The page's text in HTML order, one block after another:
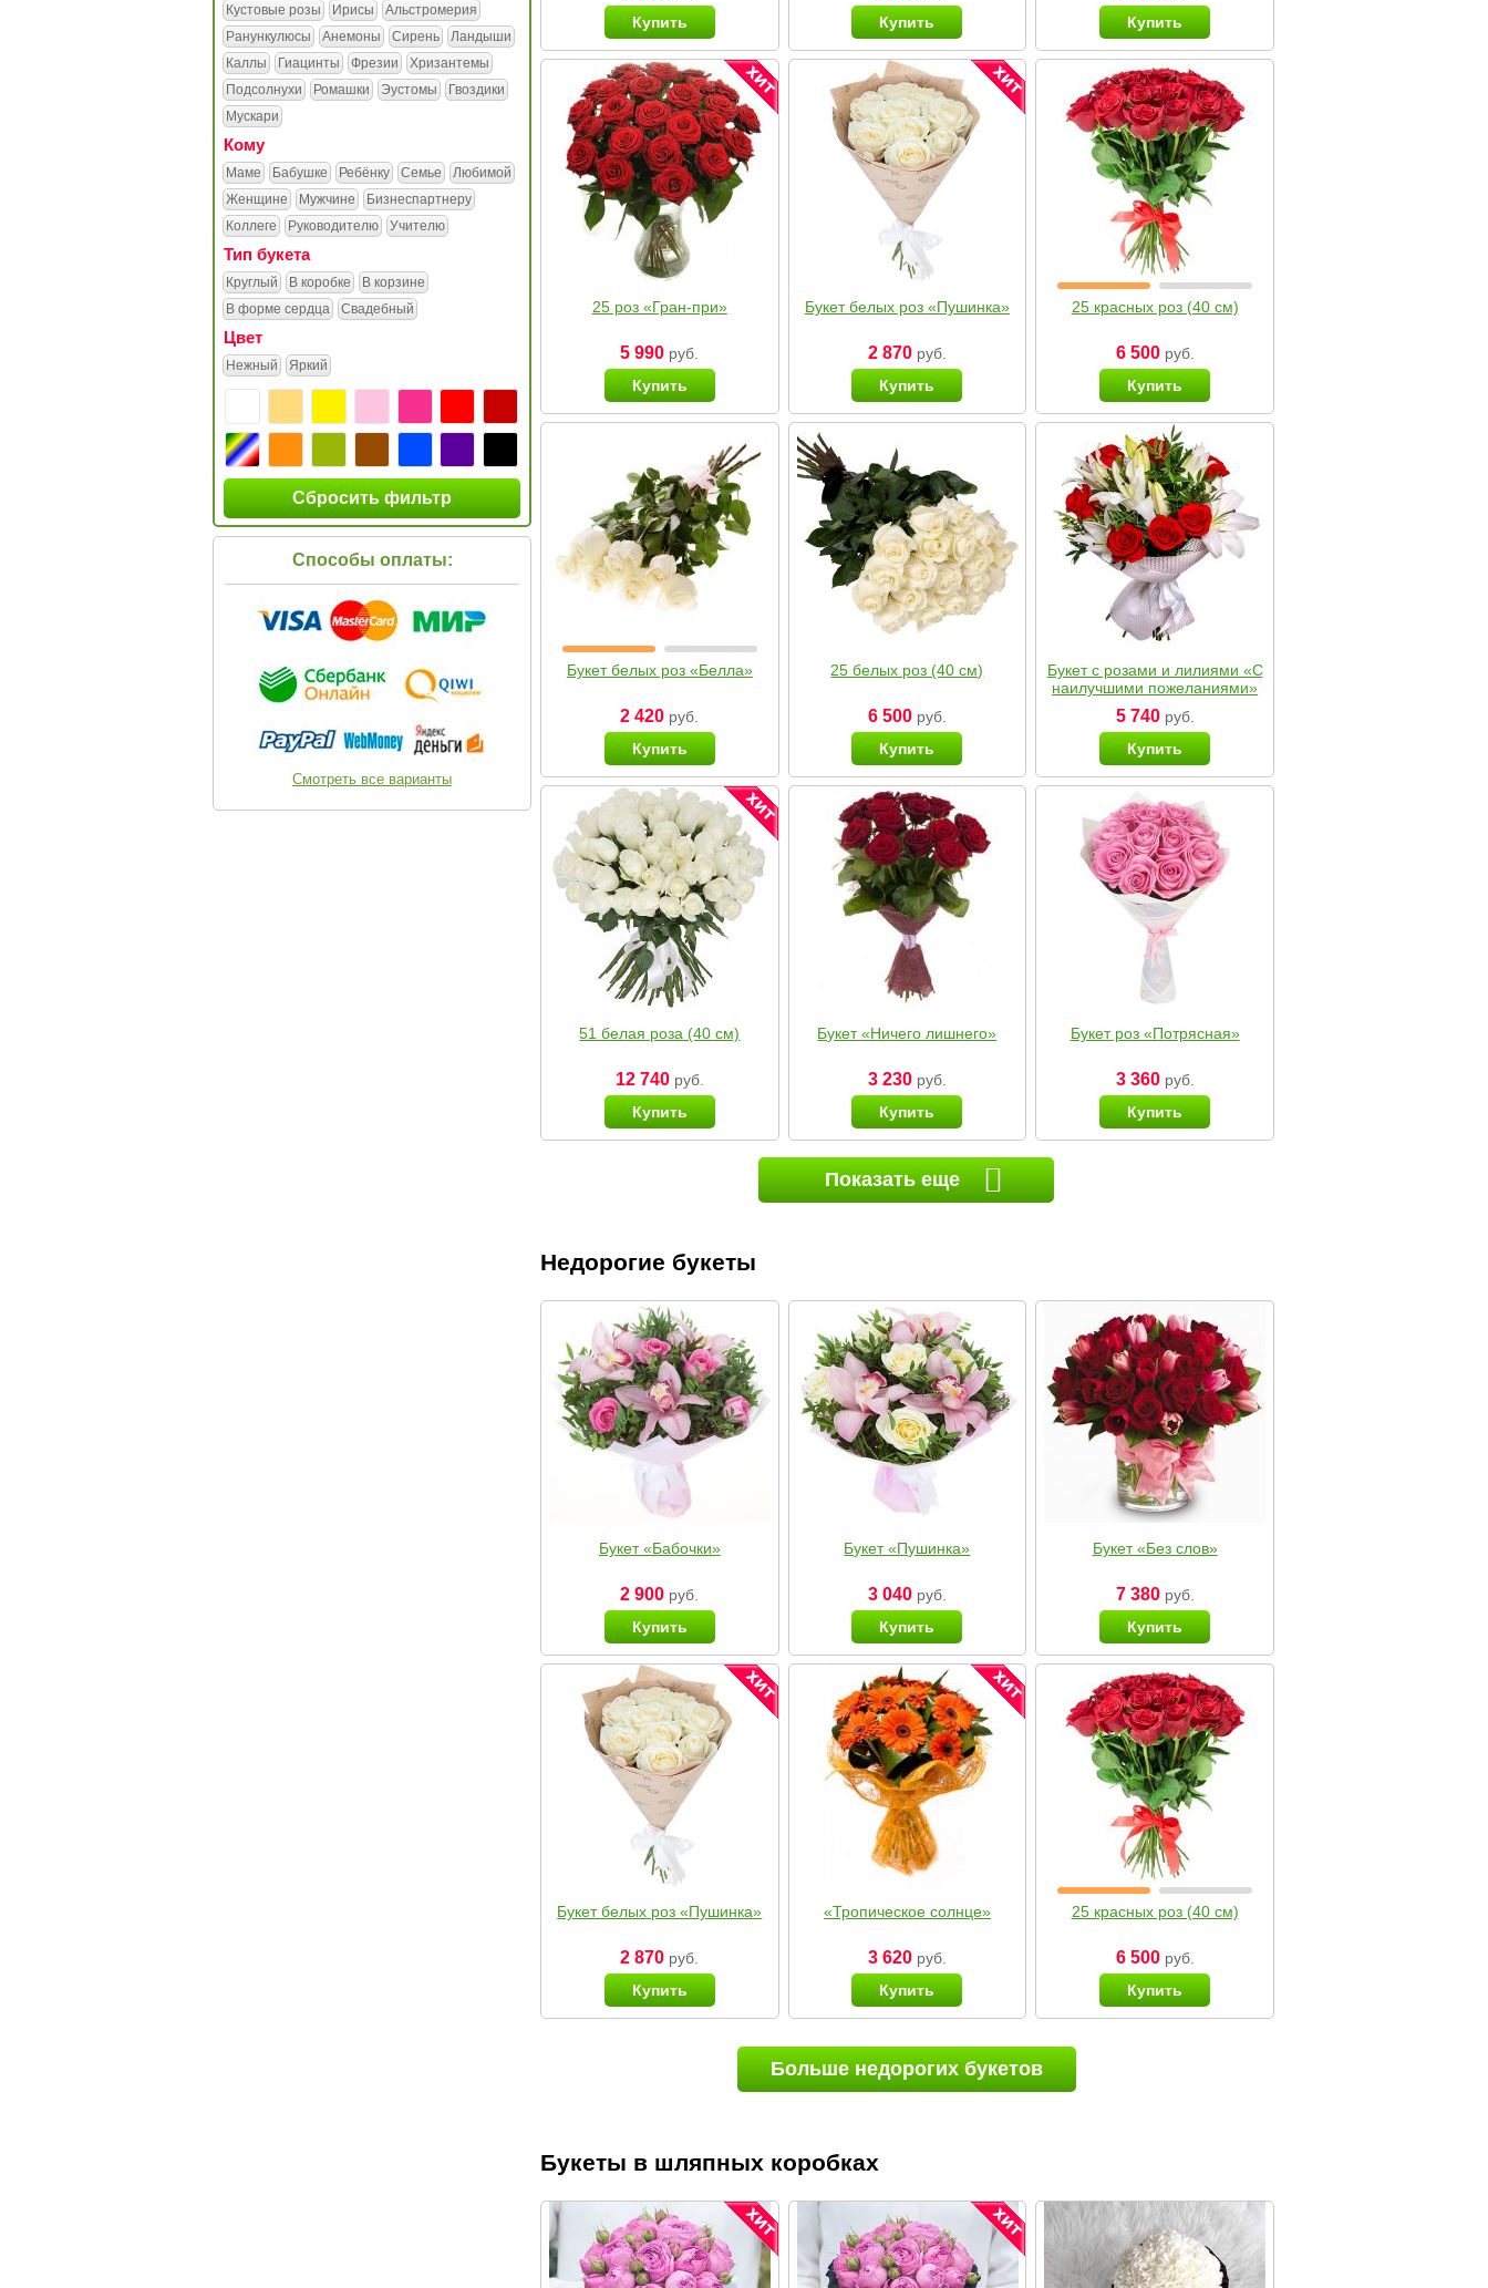
Кустовые розы
Ирисы
Альстромерия
Ранункулюсы
Анемоны Сирень
Ландыши
Каллы
Гиацинты Фрезии
Хризантемы
Подсолнухи
Ромашки Эустомы
Гвоздики
Мускари
Кому
Маме Бабушке Ребёнку Семье
Любимой
Женщине
Мужчине
Бизнеспартнеру
Коллеге
Руководителю Учителю
Тип букета
Круглый В коробке
В корзине
В форме сердца
Свадебный
Цвет
Нежный Яркий
Сбросить фильтр
Способы оплаты:
Смотреть все варианты
Купить
Купить
Купить
25 роз «Гран-при»
5 990 руб.
Купить
Букет белых роз «Пушинка»
2 870руб.
Купить
25 красных роз (40 см)
6 500руб.
Купить
Букет белых роз «Белла»
2 420 руб.
Купить
25 белых роз (40 см)
6 500руб.
Купить
Букет с розами и лилиями «С
наилучшими пожеланиями»
5 740руб.
Купить
51 белая роза (40 см)
12 740руб.
Купить
Букет «Ничего лишнего»
3 230руб.
Купить
Букет роз «Потрясная»
3 360руб.
Купить
Показать еще
Недорогие букеты
Букет «Бабочки»
2 900 руб.
Купить
Букет «Пушинка»
3 040руб.
Купить
Букет «Без слов»
7 380руб.
Купить
Букет белых роз «Пушинка»
2 870 руб.
Купить
«Тропическое солнце»
3 620руб.
Купить
25 красных роз (40 см)
6 500руб.
Купить
Больше недорогих букетов
Букеты в шляпных коробках